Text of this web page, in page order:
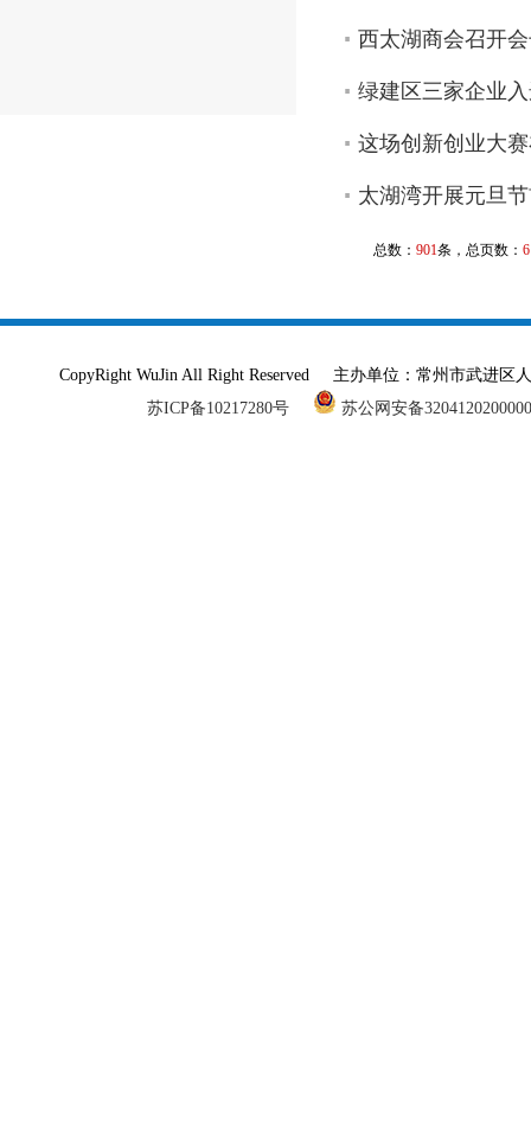
西太湖商会召开
绿建区三家企业
这场创新创业大
太湖湾开展元旦
总数： 901条，总页数：
CopyRight WuJin All Right Reserved 主办单位：常州市武进
苏ICP备10217280号
苏公网安备